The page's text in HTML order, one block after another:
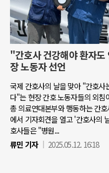
"간호사 건강해야 환자
장 노동자 선언
국제 간호사의 날을 맞아 "간호
다"는 현장 간호 노동자들의 외
총 의료연대본부와 행동하는 간
에서 기자회견을 열고 '간호사의
호사들은 "병원...
류민 기자
2025.05.12. 16:18